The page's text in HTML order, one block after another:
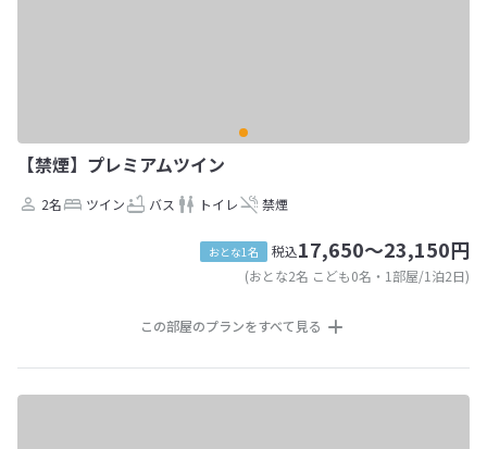
【禁煙】プレミアムツイン
2名 ツイン バス トイレ 禁煙
おとな1名 税込17,650～23,150円
(おとな2名 こども0名・1部屋/1泊2日)
この部屋のプランをすべて見る